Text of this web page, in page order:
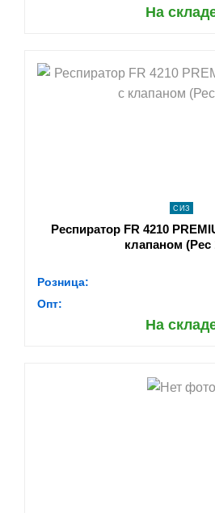
На
shopping_cart В
СИЗ
Респиратор FR 4210
клапаном (Рес
Розница:
Опт:
На
shopping_cart В